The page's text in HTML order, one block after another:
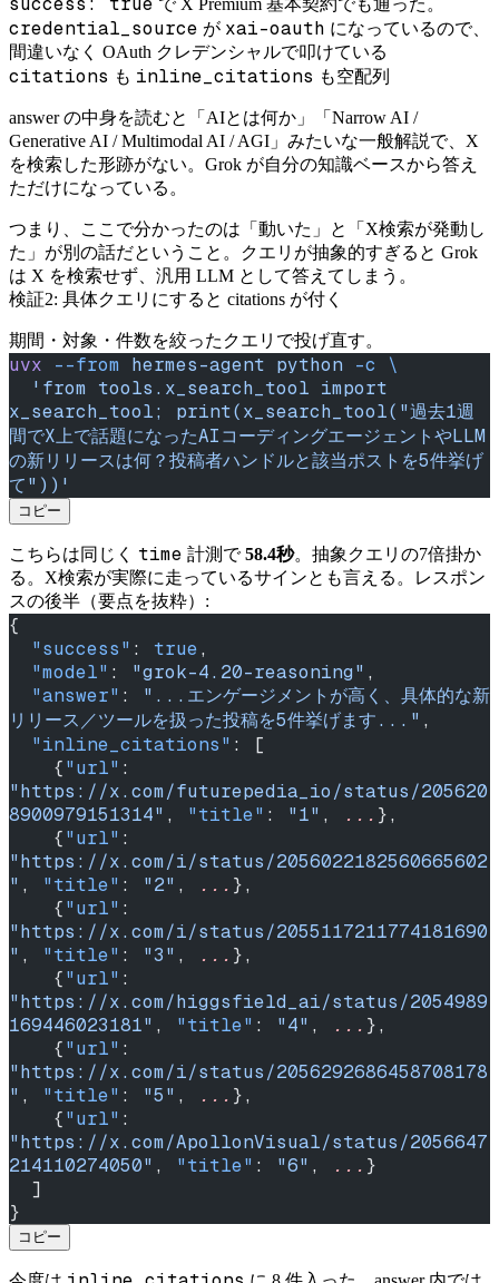
credential_source が xai-oauth になっているので、
間違いなく OAuth クレデンシャルで叩けている
citations も inline_citations も空配列
answer の中身を読むと「AIとは何か」「Narrow AI /
Generative AI / Multimodal AI / AGI」みたいな一般解説で、X
を検索した形跡がない。Grok が自分の知識ベースから答え
ただけになっている。
つまり、ここで分かったのは「動いた」と「X検索が発動し
た」が別の話だということ。クエリが抽象的すぎると Grok
は X を検索せず、汎用 LLM として答えてしまう。
検証2: 具体クエリにすると citations が付く
期間・対象・件数を絞ったクエリで投げ直す。
uvx --from hermes-agent python -c \
x_search_tool; print(x_search_tool("過去1週
間でX上で話題になったAIコーディングエージェントやLLM
の新リリースは何？投稿者ハンドルと該当ポストを5件挙げ
て"))'
コピー
こちらは同じく time 計測で58.4秒。抽象クエリの7倍掛か
る。X検索が実際に走っているサインとも言える。レスポン
スの後半（要点を抜粋）:
{
  "success"
: true,
  "model"
: "grok-4.20-reasoning" ,
  "answer"
: "...エンゲージメントが高く、具体的な新
リリース／ツールを扱った投稿を5件挙げます..." ,
  "inline_citations"
: [
    {
"url"
"https://x.com/futurepedia_io/status/205620
8900979151314" , "title" : "1" , ... },
    {
"url"
"https://x.com/i/status/2056022182560665602
" , "title" : "2" , ... },
    {
"url"
"https://x.com/i/status/2055117211774181690
" , "title" : "3" , ... },
    {
"url"
"https://x.com/higgsfield_ai/status/2054989
169446023181" , "title" : "4" , ... },
    {
"url"
"https://x.com/i/status/2056292686458708178
" , "title" : "5" , ... },
    {
"url"
"https://x.com/ApollonVisual/status/2056647
214110274050" , "title" : "6" , ... }
  ]
}
コピー